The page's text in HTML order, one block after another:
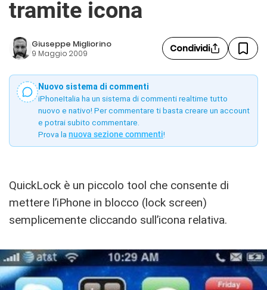
tramite icona
Giuseppe Migliorino
9 Maggio 2009 Condividi
Nuovo sistema di commenti
iPhoneItalia ha un sistema di commenti realtime tutto
nuovo e nativo! Per commentare ti basta creare un account
e potrai subito commentare.
Prova la nuova sezione commenti!
QuickLock è un piccolo tool che consente di
mettere l’iPhone in blocco (lock screen)
semplicemente cliccando sull’icona relativa.